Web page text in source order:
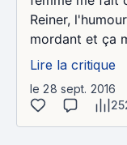
Reiner,
mordant et ça
Lire la critique
le 28 sept. 2016